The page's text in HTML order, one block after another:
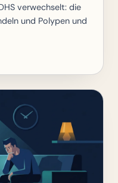
verwechselt: die
und Polypen und